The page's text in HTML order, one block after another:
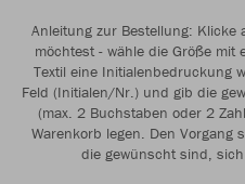
Anleitung zur Bestellung: Klicke
möchtest - wähle die Größe mit
Textil eine Initialenbedruckung
Feld (Initialen/Nr.) und gib die
(max. 2 Buchstaben oder 2
Warenkorb legen. Den Vorgang
die gewünscht sind,